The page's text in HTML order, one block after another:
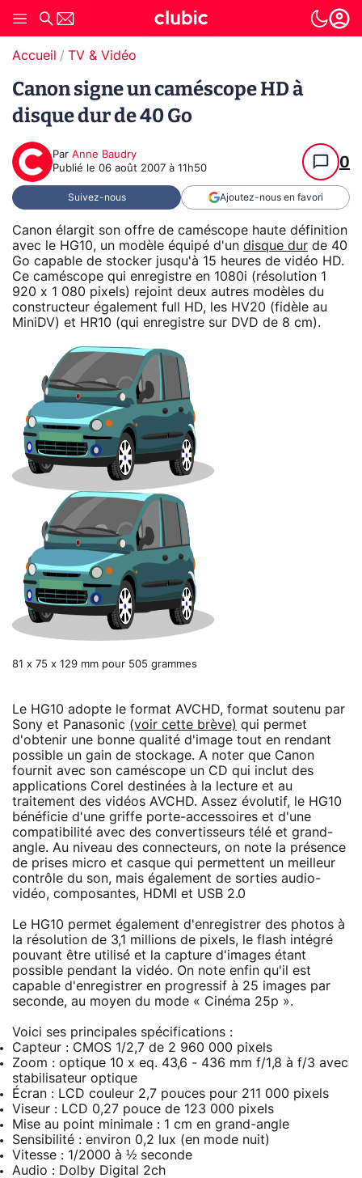
Accueil TV & Vidéo
Canon signe un caméscope HD à
disque dur de 40 Go
Par Anne Baudry
Publié le 06 août 2007 à 11h50 0
Suivez-nous Ajoutez-nous en favori
Canon élargit son offre de caméscope haute définition
avec le HG10, un modèle équipé d'un disque dur de 40
Go capable de stocker jusqu'à 15 heures de vidéo HD.
Ce caméscope qui enregistre en 1080i (résolution 1
920 x 1 080 pixels) rejoint deux autres modèles du
constructeur également full HD, les HV20 (fidèle au
MiniDV) et HR10 (qui enregistre sur DVD de 8 cm).
81 x 75 x 129 mm pour 505 grammes
Le HG10 adopte le format AVCHD, format soutenu par
Sony et Panasonic (voir cette brève) qui permet
d'obtenir une bonne qualité d'image tout en rendant
possible un gain de stockage. A noter que Canon
fournit avec son caméscope un CD qui inclut des
applications Corel destinées à la lecture et au
traitement des vidéos AVCHD. Assez évolutif, le HG10
bénéficie d'une griffe porte-accessoires et d'une
compatibilité avec des convertisseurs télé et grand-
angle. Au niveau des connecteurs, on note la présence
de prises micro et casque qui permettent un meilleur
contrôle du son, mais également de sorties audio-
vidéo, composantes, HDMI et USB 2.0
Le HG10 permet également d'enregistrer des photos à
la résolution de 3,1 millions de pixels, le flash intégré
pouvant être utilisé et la capture d'images étant
possible pendant la vidéo. On note enfin qu'il est
capable d'enregistrer en progressif à 25 images par
seconde, au moyen du mode « Cinéma 25p ».
Voici ses principales spécifications :
Capteur : CMOS 1/2,7 de 2 960 000 pixels
Zoom : optique 10 x eq. 43,6 - 436 mm f/1,8 à f/3 avec
stabilisateur optique
Écran : LCD couleur 2,7 pouces pour 211 000 pixels
Viseur : LCD 0,27 pouce de 123 000 pixels
Mise au point minimale : 1 cm en grand-angle
Sensibilité : environ 0,2 lux (en mode nuit)
Vitesse : 1/2000 à ½ seconde
Audio : Dolby Digital 2ch